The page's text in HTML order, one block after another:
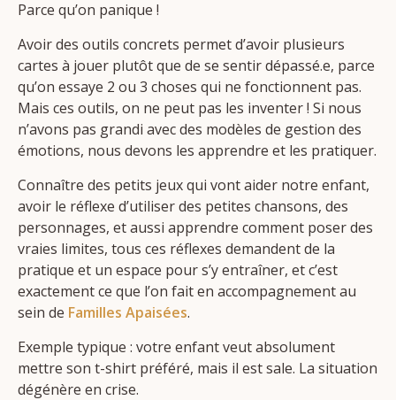
Parce qu’on panique !
Avoir des outils concrets permet d’avoir plusieurs
cartes à jouer plutôt que de se sentir dépassé.e, parce
qu’on essaye 2 ou 3 choses qui ne fonctionnent pas.
Mais ces outils, on ne peut pas les inventer ! Si nous
n’avons pas grandi avec des modèles de gestion des
émotions, nous devons les apprendre et les pratiquer.
Connaître des petits jeux qui vont aider notre enfant,
avoir le réflexe d’utiliser des petites chansons, des
personnages, et aussi apprendre comment poser des
vraies limites, tous ces réflexes demandent de la
pratique et un espace pour s’y entraîner, et c’est
exactement ce que l’on fait en accompagnement au
sein de Familles Apaisées.
Exemple typique : votre enfant veut absolument
mettre son t-shirt préféré, mais il est sale. La situation
dégénère en crise.